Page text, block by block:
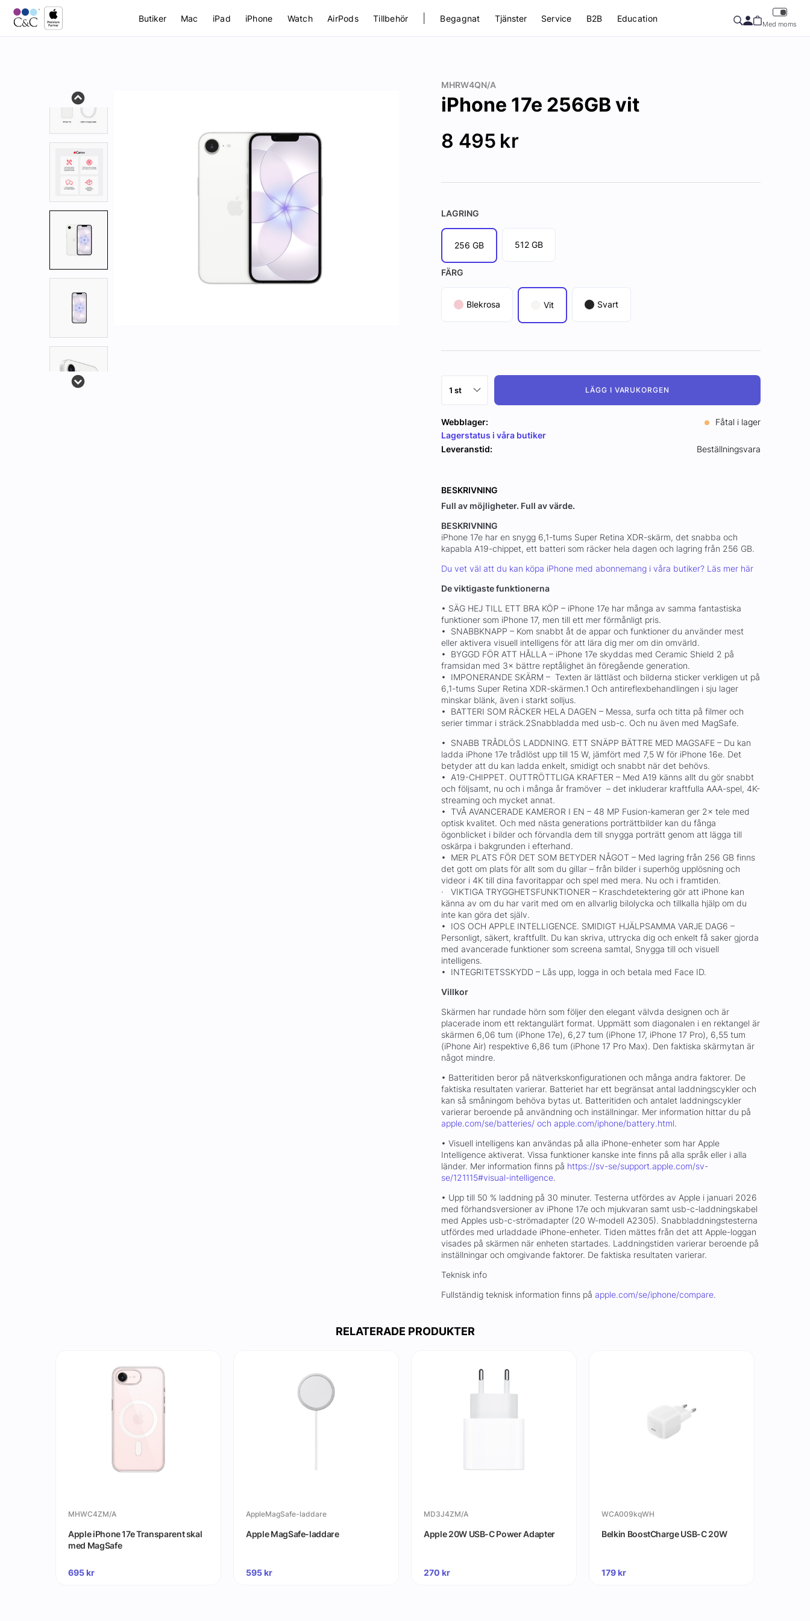
Butiker Mac iPad iPhone Watch AirPods Tillbehör Begagnat Tjänster Service B2B Education
Med moms
MHRW4QN/A
iPhone 17e 256GB vit
8 495 kr
LAGRING
256 GB 512 GB
FÄRG
Blekrosa Vit Svart
LÄGG I VARUKORGEN
Webblager:
Fåtal i lager
Lagerstatus i våra butiker
Leveranstid:
Beställningsvara
BESKRIVNING
Full av möjligheter. Full av värde.
BESKRIVNING
iPhone 17e har en snygg 6,1-tums Super Retina XDR-skärm, det snabba och
kapabla A19-chippet, ett batteri som räcker hela dagen och lagring från 256 GB.
Du vet väl att du kan köpa iPhone med abonnemang i våra butiker? Läs mer här
De viktigaste funktionerna
• SÄG HEJ TILL ETT BRA KÖP – iPhone 17e har många av samma fantastiska
funktioner som iPhone 17, men till ett mer förmånligt pris.
• SNABBKNAPP – Kom snabbt åt de appar och funktioner du använder mest
eller aktivera visuell intelligens för att lära dig mer om din omvärld.
• BYGGD FÖR ATT HÅLLA – iPhone 17e skyddas med Ceramic Shield 2 på
framsidan med 3× bättre reptålighet än föregående generation.
• IMPONERANDE SKÄRM – Texten är lättläst och bilderna sticker verkligen ut på
6,1-tums Super Retina XDR-skärmen.1 Och antireflexbehandlingen i sju lager
minskar blänk, även i starkt solljus.
• BATTERI SOM RÄCKER HELA DAGEN – Messa, surfa och titta på filmer och
serier timmar i sträck.2Snabbladda med usb-c. Och nu även med MagSafe.
• SNABB TRÅDLÖS LADDNING. ETT SNÄPP BÄTTRE MED MAGSAFE – Du kan
ladda iPhone 17e trådlöst upp till 15 W, jämfört med 7,5 W för iPhone 16e. Det
betyder att du kan ladda enkelt, smidigt och snabbt när det behövs.
• A19-CHIPPET. OUTTRÖTTLIGA KRAFTER – Med A19 känns allt du gör snabbt
och följsamt, nu och i många år framöver – det inkluderar kraftfulla AAA-spel, 4K-
streaming och mycket annat.
• TVÅ AVANCERADE KAMEROR I EN – 48 MP Fusion-kameran ger 2× tele med
optisk kvalitet. Och med nästa generations porträttbilder kan du fånga
ögonblicket i bilder och förvandla dem till snygga porträtt genom att lägga till
oskärpa i bakgrunden i efterhand.
• MER PLATS FÖR DET SOM BETYDER NÅGOT – Med lagring från 256 GB finns
det gott om plats för allt som du gillar – från bilder i superhög upplösning och
videor i 4K till dina favoritappar och spel med mera. Nu och i framtiden.
· VIKTIGA TRYGGHETSFUNKTIONER – Kraschdetektering gör att iPhone kan
känna av om du har varit med om en allvarlig bilolycka och tillkalla hjälp om du
inte kan göra det själv.
• IOS OCH APPLE INTELLIGENCE. SMIDIGT HJÄLPSAMMA VARJE DAG6 –
Personligt, säkert, kraftfullt. Du kan skriva, uttrycka dig och enkelt få saker gjorda
med avancerade funktioner som screena samtal, Snygga till och visuell
intelligens.
• INTEGRITETSSKYDD – Lås upp, logga in och betala med Face ID.
Villkor
Skärmen har rundade hörn som följer den elegant välvda designen och är
placerade inom ett rektangulärt format. Uppmätt som diagonalen i en rektangel är
skärmen 6,06 tum (iPhone 17e), 6,27 tum (iPhone 17, iPhone 17 Pro), 6,55 tum
(iPhone Air) respektive 6,86 tum (iPhone 17 Pro Max). Den faktiska skärmytan är
något mindre.
• Batteritiden beror på nätverkskonfigurationen och många andra faktorer. De
faktiska resultaten varierar. Batteriet har ett begränsat antal laddningscykler och
kan så småningom behöva bytas ut. Batteritiden och antalet laddningscykler
varierar beroende på användning och inställningar. Mer information hittar du på
apple.com/se/batteries/ och apple.com/iphone/battery.html.
• Visuell intelligens kan användas på alla iPhone-enheter som har Apple
Intelligence aktiverat. Vissa funktioner kanske inte finns på alla språk eller i alla
länder. Mer information finns på https://sv-se/support.apple.com/sv-
se/121115#visual-intelligence.
• Upp till 50 % laddning på 30 minuter. Testerna utfördes av Apple i januari 2026
med förhandsversioner av iPhone 17e och mjukvaran samt usb-c-laddningskabel
med Apples usb-c-strömadapter (20 W-modell A2305). Snabbladdningstesterna
utfördes med urladdade iPhone-enheter. Tiden mättes från det att Apple-loggan
visades på skärmen när enheten startades. Laddningstiden varierar beroende på
inställningar och omgivande faktorer. De faktiska resultaten varierar.
Teknisk info
Fullständig teknisk information finns på apple.com/se/iphone/compare.
RELATERADE PRODUKTER
MHWC4ZM/A
Apple iPhone 17e Transparent skal
med MagSafe
695kr
AppleMagSafe-laddare
Apple MagSafe-laddare
595kr
MD3J4ZM/A
Apple 20W USB-C Power Adapter
270 kr
WCA009kqWH
Belkin BoostCharge USB-C 20W
179kr